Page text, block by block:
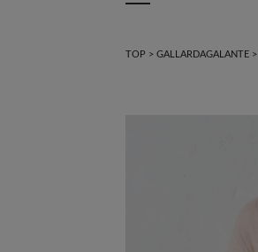
TOP > GALLARDAGALANTE >